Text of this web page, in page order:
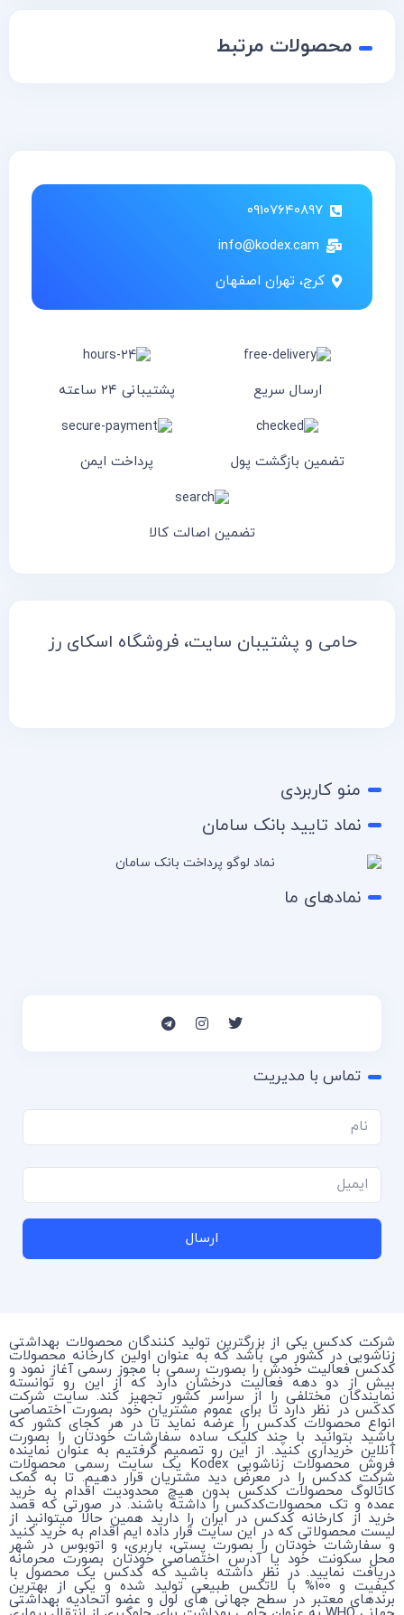
محصولات مرتبط
۰۹۱۰۷۶۴۰۸۹۷
info@kodex.cam
کرج، تهران اصفهان
ارسال سریع پشتیبانی ۲۴ ساعته
تضمین بازگشت پول پرداخت ایمن
تضمین اصالت کالا
حامی و پشتیبان سایت، فروشگاه اسکای رز
منو کاربردی
نماد تایید بانک سامان
نمادهای ما
تماس با مدیریت
ارسال
شرکت کدکس یکی از بزرگترین تولید کنندگان محصولات بهداشتی
زناشویی در کشور می باشد که به عنوان اولین کارخانه محصولات
کدکس فعالیت خودش را بصورت رسمی با مجوز رسمی آغاز نمود و
بیش از دو دهه فعالیت درخشان دارد که از این رو توانسته
نمایندگان مختلفی را از سراسر کشور تجهیز کند. سایت شرکت
کدکس در نظر دارد تا برای عموم مشتریان خود بصورت اختصاصی
انواع محصولات کدکس را عرضه نماید تا در هر کجای کشور که
باشید بتوانید با چند کلیک ساده سفارشات خودتان را بصورت
آنلاین خریداری کنید. از این رو تصمیم گرفتیم به عنوان نماینده
فروش محصولات زناشویی Kodex یک سایت رسمی محصولات
شرکت کدکس را در معرض دید مشتریان قرار دهیم. تا به کمک
کاتالوگ محصولات کدکس بدون هیچ محدودیت اقدام به خرید
عمده و تک محصولات‌کدکس را داشته باشند. در صورتی که قصد
خرید از کارخانه کدکس در ایران را دارید همین حالا میتوانید از
لیست محصولاتی که در این سایت قرار داده ایم اقدام به خرید کنید
و سفارشات خودتان را بصورت پستی، باربری، و اتوبوس در شهر
محل سکونت خود یا آدرس اختصاصی خودتان بصورت محرمانه
دریافت نمایید. در نظر داشته باشید که کدکس یک محصول با
کیفیت و 100% با لاتکس طبیعی تولید شده و یکی از بهترین
برندهای معتبر در سطح جهانی های لول و عضو اتحادیه بهداشتی